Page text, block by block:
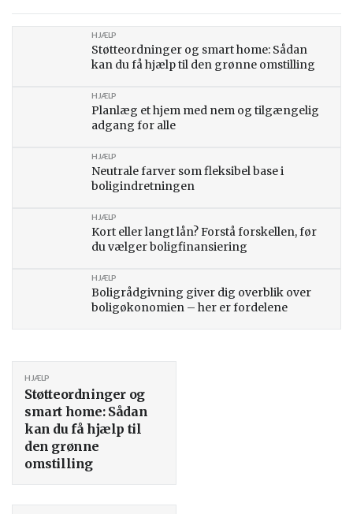
Støtteordninger og smart home: Sådan
kan du få hjælp til den grønne omstilling
HJÆLP
Planlæg et hjem med nem og tilgængelig
adgang for alle
HJÆLP
Neutrale farver som fleksibel base i
boligindretningen
HJÆLP
Kort eller langt lån? Forstå forskellen, før
du vælger boligfinansiering
HJÆLP
Boligrådgivning giver dig overblik over
boligøkonomien – her er fordelene
HJÆLP
Støtteordninger og
smart home: Sådan
kan du få hjælp til
den grønne
omstilling
HJÆLP